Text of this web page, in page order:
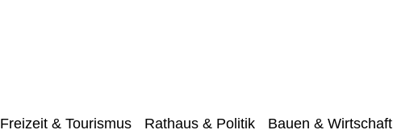
Freizeit & Tourismus Rathaus & Politik Bauen & Wirtschaft